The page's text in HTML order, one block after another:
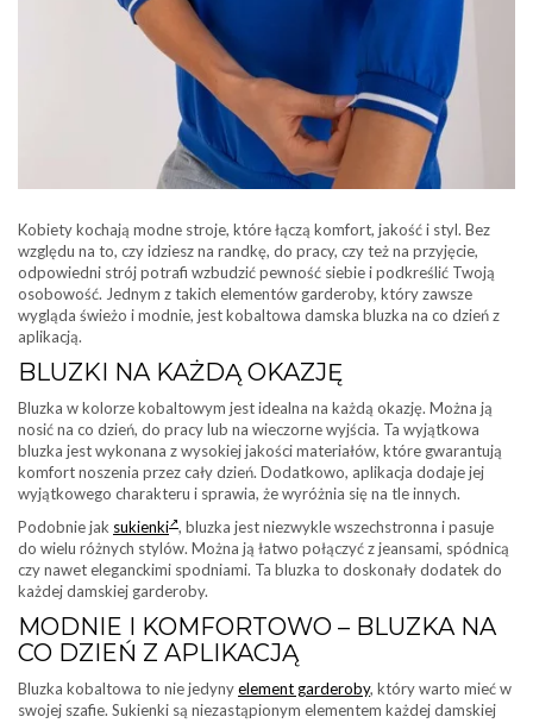
Kobiety kochają modne stroje, które łączą komfort, jakość i styl. Bez
względu na to, czy idziesz na randkę, do pracy, czy też na przyjęcie,
odpowiedni strój potrafi wzbudzić pewność siebie i podkreślić Twoją
osobowość. Jednym z takich elementów garderoby, który zawsze
wygląda świeżo i modnie, jest kobaltowa damska bluzka na co dzień z
aplikacją.
BLUZKI NA KAŻDĄ OKAZJĘ
Bluzka w kolorze kobaltowym jest idealna na każdą okazję. Można ją
nosić na co dzień, do pracy lub na wieczorne wyjścia. Ta wyjątkowa
bluzka jest wykonana z wysokiej jakości materiałów, które gwarantują
komfort noszenia przez cały dzień. Dodatkowo, aplikacja dodaje jej
wyjątkowego charakteru i sprawia, że wyróżnia się na tle innych.
Podobnie jak sukienki , bluzka jest niezwykle wszechstronna i pasuje
do wielu różnych stylów. Można ją łatwo połączyć z jeansami, spódnicą
czy nawet eleganckimi spodniami. Ta bluzka to doskonały dodatek do
każdej damskiej garderoby.
MODNIE I KOMFORTOWO – BLUZKA NA
CO DZIEŃ Z APLIKACJĄ
Bluzka kobaltowa to nie jedynyelement garderoby, który warto mieć w
swojej szafie. Sukienki są niezastąpionym elementem każdej damskiej